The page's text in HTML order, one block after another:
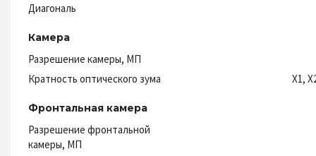
Диагональ
Камера
Разрешение камеры, МП
Кратность оптического зума
X1,
Фронтальная камера
Разрешение фронтальной
камеры, МП